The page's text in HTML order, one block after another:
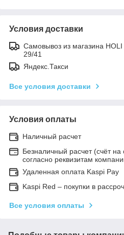
Условия доставки
Самовывоз из магазина
29/41
Яндекс.Такси
Все условия доставки
Условия оплаты
Наличный расчет
Безналичный расчет (счёт
согласно реквизитам
Удаленная оплата Kaspi Pay
Kaspi Red – покупки в
Все условия оплаты